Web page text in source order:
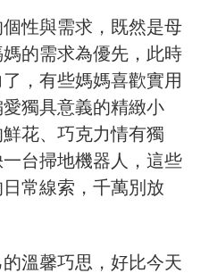
性與需求，既然是母
的需求為優先，此時
，有些媽媽喜歡實用
獨具意義的精緻小
花、巧克力情有獨
台掃地機器人，這些
常線索，千萬別放
溫馨巧思，好比今天